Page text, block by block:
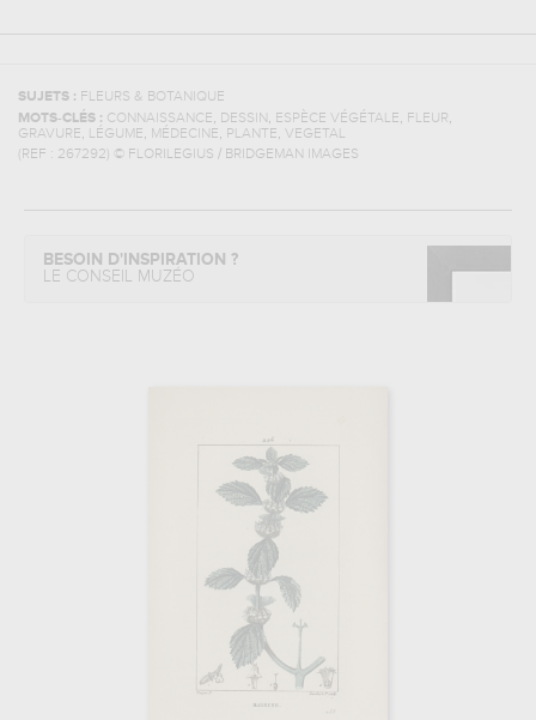
SUJETS : FLEURS & BOTANIQUE
MOTS-CLÉS : CONNAISSANCE, DESSIN , ESPÈCE VÉGÉTALE, FLEUR,
GRAVURE, LÉGUME, MÉDECINE, PLANTE, VEGETAL
(REF : 267292) © FLORILEGIUS / BRIDGEMAN IMAGES
BESOIN D'INSPIRATION ?
LE CONSEIL MUZÉO